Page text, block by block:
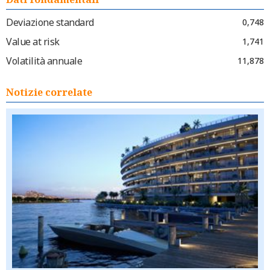
Deviazione standard
0,748
Value at risk 1,741
Volatilità annuale 11,878
Notizie correlate